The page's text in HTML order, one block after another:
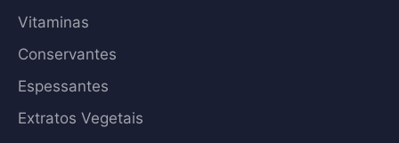
Vitaminas
Conservantes
Espessantes
Extratos Vegetais